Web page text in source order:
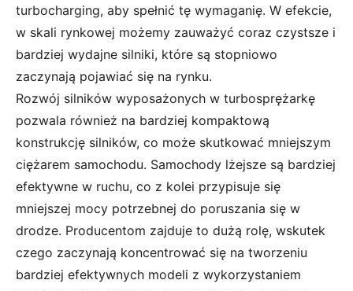
turbocharging, aby spełnić tę wymaganię. W efekcie,
w skali rynkowej możemy zauważyć coraz czystsze i
bardziej wydajne silniki, które są stopniowo
zaczynają pojawiać się na rynku.
Rozwój silników wyposażonych w turbosprężarkę
pozwala również na bardziej kompaktową
konstrukcję silników, co może skutkować mniejszym
ciężarem samochodu. Samochody lżejsze są bardziej
efektywne w ruchu, co z kolei przypisuje się
mniejszej mocy potrzebnej do poruszania się w
drodze. Producentom zajduje to dużą rolę, wskutek
czego zaczynają koncentrować się na tworzeniu
bardziej efektywnych modeli z wykorzystaniem